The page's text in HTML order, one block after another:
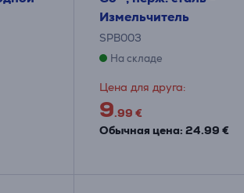
Измельчитель
SPB003
На складе
Цена для друга:
9.99 €
Обычная цена: 24.99 €